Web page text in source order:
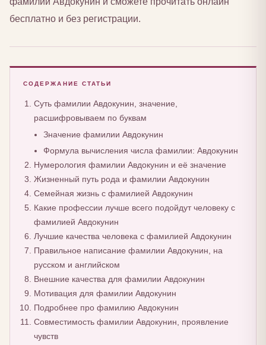
бесплатно и без регистрации.
СОДЕРЖАНИЕ СТАТЬИ
Суть фамилии Авдокунин, значение,
расшифровываем по буквам
Значение фамилии Авдокунин
Формула вычисления числа фамилии: Авдокунин
Нумерология фамилии Авдокунин и её значение
Жизненный путь рода и фамилии Авдокунин
Семейная жизнь с фамилией Авдокунин
Какие профессии лучше всего подойдут человеку с
фамилией Авдокунин
Лучшие качества человека с фамилией Авдокунин
Правильное написание фамилии Авдокунин, на
русском и английском
Внешние качества для фамилии Авдокунин
Мотивация для фамилии Авдокунин
Подробнее про фамилию Авдокунин
Совместимость фамилии Авдокунин, проявление
чувств